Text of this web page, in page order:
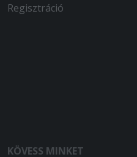
Regisztráció
KÖVESS MINKET